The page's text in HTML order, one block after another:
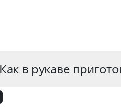
Как в рукаве